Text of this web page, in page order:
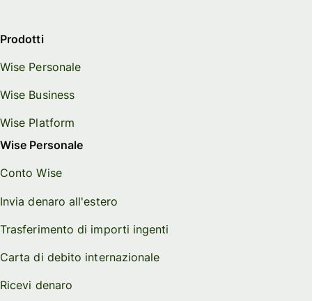
Prodotti
Wise Personale
Wise Business
Wise Platform
Wise Personale
Conto Wise
Invia denaro all'estero
Trasferimento di importi ingenti
Carta di debito internazionale
Ricevi denaro